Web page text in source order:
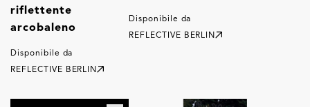
riflettente
arcobaleno
Disponibile da
REFLECTIVE BERLIN
Disponibile da
REFLECTIVE BERLIN